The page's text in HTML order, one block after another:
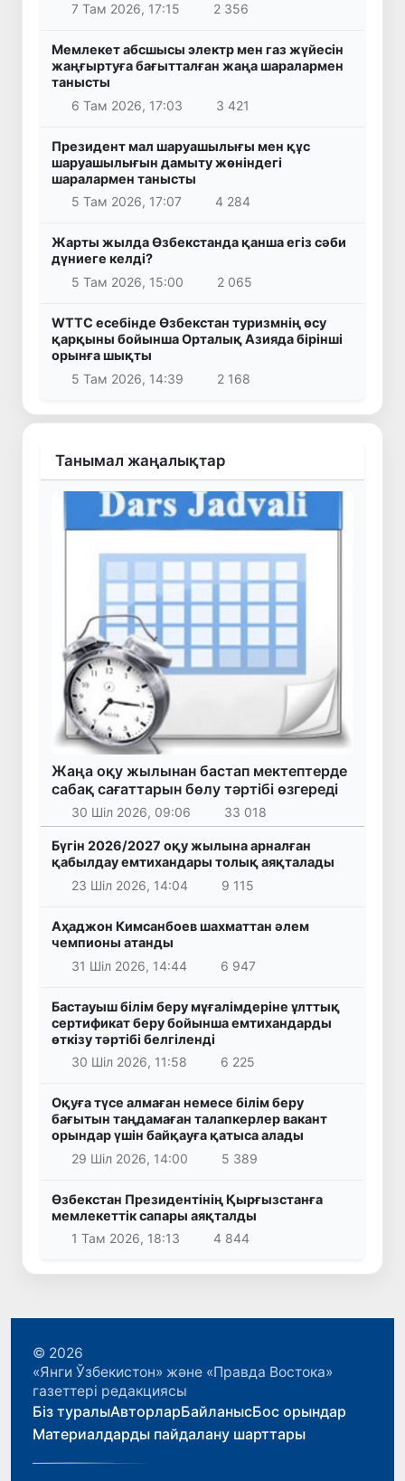
7 Там 2026, 17:15
2 356
Мемлекет абсшысы электр мен газ жүйесін
жаңғыртуға бағытталған жаңа шаралармен
танысты
6 Там 2026, 17:03
3 421
Президент мал шаруашылығы мен құс
шаруашылығын дамыту жөніндегі
шаралармен танысты
5 Там 2026, 17:07
4 284
Жарты жылда Өзбекстанда қанша егіз сәби
дүниеге келді?
5 Там 2026, 15:00
2 065
WTTC есебінде Өзбекстан туризмнің өсу
қарқыны бойынша Орталық Азияда бірінші
орынға шықты
5 Там 2026, 14:39
2 168
Танымал жаңалықтар
Жаңа оқу жылынан бастап мектептерде
сабақ сағаттарын бөлу тәртібі өзгереді
30 Шіл 2026, 09:06 33 018
Бүгін 2026/2027 оқу жылына арналған
қабылдау емтихандары толық аяқталады
23 Шіл 2026, 14:04
9 115
Аҳаджон Кимсанбоев шахматтан әлем
чемпионы атанды
31 Шіл 2026, 14:44
6 947
Бастауыш білім беру мұғалімдеріне ұлттық
сертификат беру бойынша емтихандарды
өткізу тәртібі белгіленді
30 Шіл 2026, 11:58
6 225
Оқуға түсе алмаған немесе білім беру
бағытын таңдамаған талапкерлер вакант
орындар үшін байқауға қатыса алады
29 Шіл 2026, 14:00
5 389
Өзбекстан Президентінің Қырғызстанға
мемлекеттік сапары аяқталды
1 Там 2026, 18:13
4 844
© 2026
«Янги Ўзбекистон» және «Правда Востока»
газеттері редакциясы
Біз туралыАвторларБайланысБос орындар
Материалдарды пайдалану шарттары